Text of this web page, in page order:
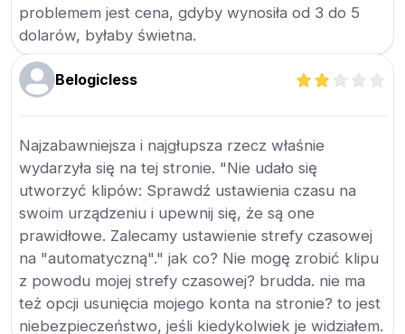
problemem jest cena, gdyby wynosiła od 3 do 5
dolarów, byłaby świetna.
Belogicless
Najzabawniejsza i najgłupsza rzecz właśnie
wydarzyła się na tej stronie. "Nie udało się
utworzyć klipów: Sprawdź ustawienia czasu na
swoim urządzeniu i upewnij się, że są one
prawidłowe. Zalecamy ustawienie strefy czasowej
na "automatyczną"." jak co? Nie mogę zrobić klipu
z powodu mojej strefy czasowej? brudda. nie ma
też opcji usunięcia mojego konta na stronie? to jest
niebezpieczeństwo, jeśli kiedykolwiek je widziałem.